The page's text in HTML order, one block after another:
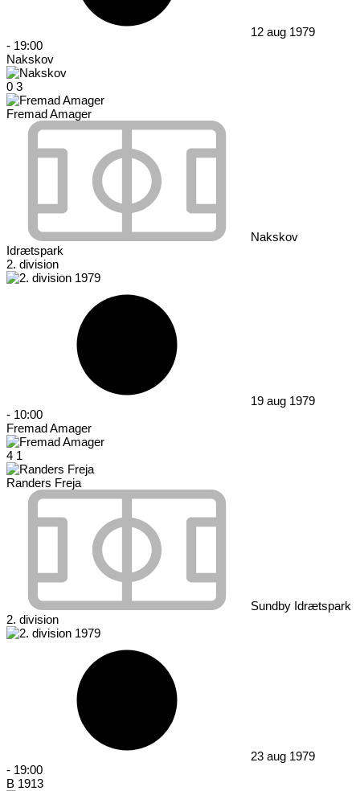
12 aug 1979
- 19:00
Nakskov
0 3
Fremad Amager
Nakskov
Idrætspark
2. division
19 aug 1979
- 10:00
Fremad Amager
4 1
Randers Freja
Sundby Idrætspark
2. division
23 aug 1979
- 19:00
B 1913